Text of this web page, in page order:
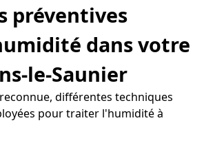
préventives
dans votre
le-Saunier
différentes techniques
pour traiter l'humidité à